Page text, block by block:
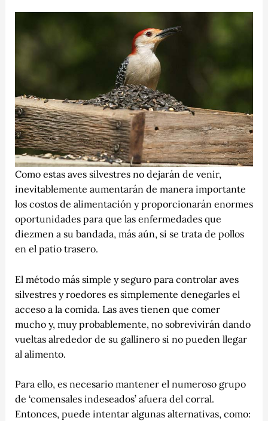
Como estas aves silvestres no dejarán de venir,
inevitablemente aumentarán de manera importante
los costos de alimentación y proporcionarán enormes
oportunidades para que las enfermedades que
diezmen a su bandada, más aún, si se trata de pollos
en el patio trasero.
El método más simple y seguro para controlar aves
silvestres y roedores es simplemente denegarles el
acceso a la comida. Las aves tienen que comer
mucho y, muy probablemente, no sobrevivirán dando
vueltas alrededor de su gallinero si no pueden llegar
al alimento.
Para ello, es necesario mantener el numeroso grupo
de ‘comensales indeseados’ afuera del corral.
Entonces, puede intentar algunas alternativas, como: